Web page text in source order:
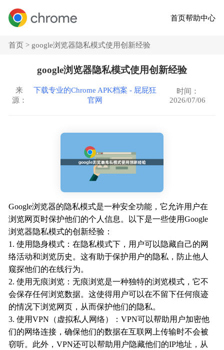
首页帮助中心
首页 > google浏览器隐私模式使用创新经验
google浏览器隐私模式使用创新经验
来
源：
下载专业的Chrome APK档案 - 屁屁狂
官网
时间：
2026/07/06
Google浏览器的隐私模式是一种安全功能，它允许用户在
浏览网页时保护他们的个人信息。以下是一些使用Google
浏览器隐私模式的创新经验：
1. 使用隐身模式：在隐私模式下，用户可以隐藏自己的网
络活动和浏览历史。这有助于保护用户的隐私，防止他人
窥探他们的在线行为。
2. 使用无痕浏览：无痕浏览是一种独特的浏览模式，它不
会保存任何浏览数据。这使得用户可以在不留下任何痕迹
的情况下浏览网页，从而保护他们的隐私。
3. 使用VPN（虚拟私人网络）：VPN可以帮助用户加密他
们的网络连接，确保他们的数据在互联网上传输时不会被
窃听。此外，VPN还可以帮助用户隐藏他们的IP地址，从